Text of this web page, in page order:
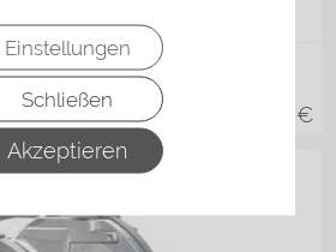
Einstellungen
Schließen
Akzeptieren
in vielen Varianten
DPS-90…
€